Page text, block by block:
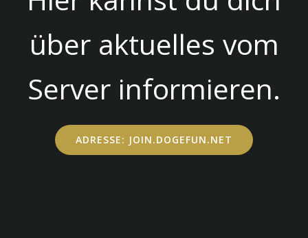
über aktuelles vom
Server informieren.
ADRESSE: JOIN.DOGEFUN.NET